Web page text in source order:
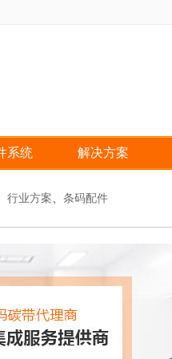
系统 解决方案
行业方案、 条码配件